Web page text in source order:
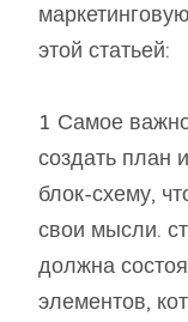
этой статьей:
1 Самое
создать план
блок-схему,
свои мысли.
должна
элементов,